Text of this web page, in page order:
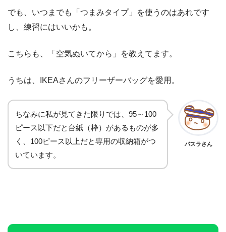
でも、いつまでも「つまみタイプ」を使うのはあれです
し、練習にはいいかも。
こちらも、「空気ぬいてから」を教えてます。
うちは、IKEAさんのフリーザーバッグを愛用。
ちなみに私が見てきた限りでは、95～100
ピース以下だと台紙（枠）があるものが多
く、100ピース以上だと専用の収納箱がつ
いています。
パスラさん